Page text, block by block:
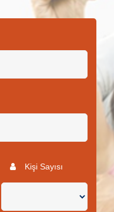
Kişi Sayısı